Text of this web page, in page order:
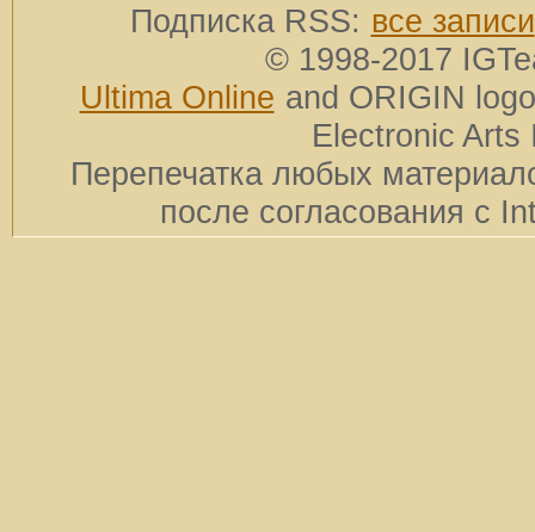
Подписка RSS: все записи
© 1998-2017
Ultima Online and ORIGIN
Electronic Arts
Перепечатка любых
после согласования с